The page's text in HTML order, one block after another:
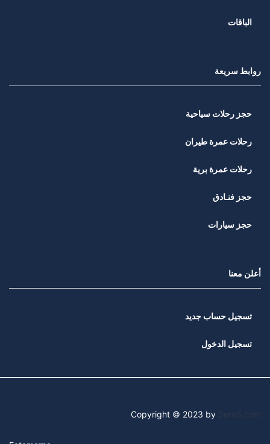
الباقات
روابط سريعة
حجز رحلات سياحية
رحلات عمرة طيران
رحلات عمرة برية
حجز فنـادق
حجز سيارات
أعلن معنا
تسجيل حساب جديد
تسجيل الدخول
Copyright © 2023 by